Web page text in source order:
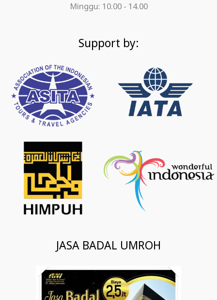
Minggu: 10.00 - 14.00
Support by:
JASA BADAL UMROH